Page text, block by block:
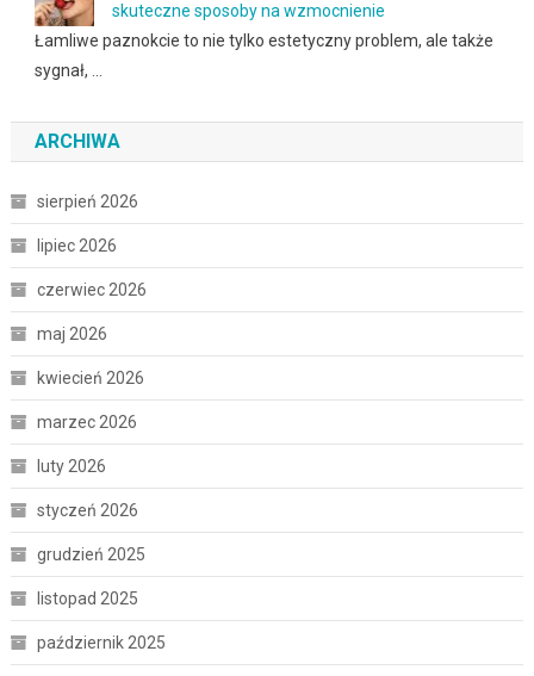
skuteczne sposoby na wzmocnienie
Łamliwe paznokcie to nie tylko estetyczny problem, ale także
sygnał, …
ARCHIWA
sierpień 2026
lipiec 2026
czerwiec 2026
maj 2026
kwiecień 2026
marzec 2026
luty 2026
styczeń 2026
grudzień 2025
listopad 2025
październik 2025